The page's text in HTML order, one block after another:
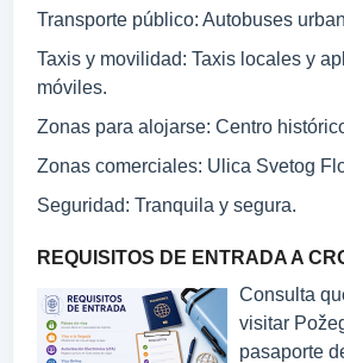
Transporte público: Autobuses
Taxis y movilidad: Taxis locales y
móviles.
Zonas para alojarse: Centro
Zonas comerciales: Ulica Svetog
Seguridad: Tranquila y segura.
REQUISITOS DE ENTRADA A
Consulta
visitar
pasaporte